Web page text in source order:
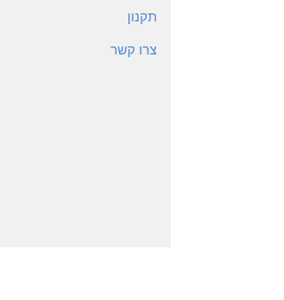
תקנון
צרו קשר